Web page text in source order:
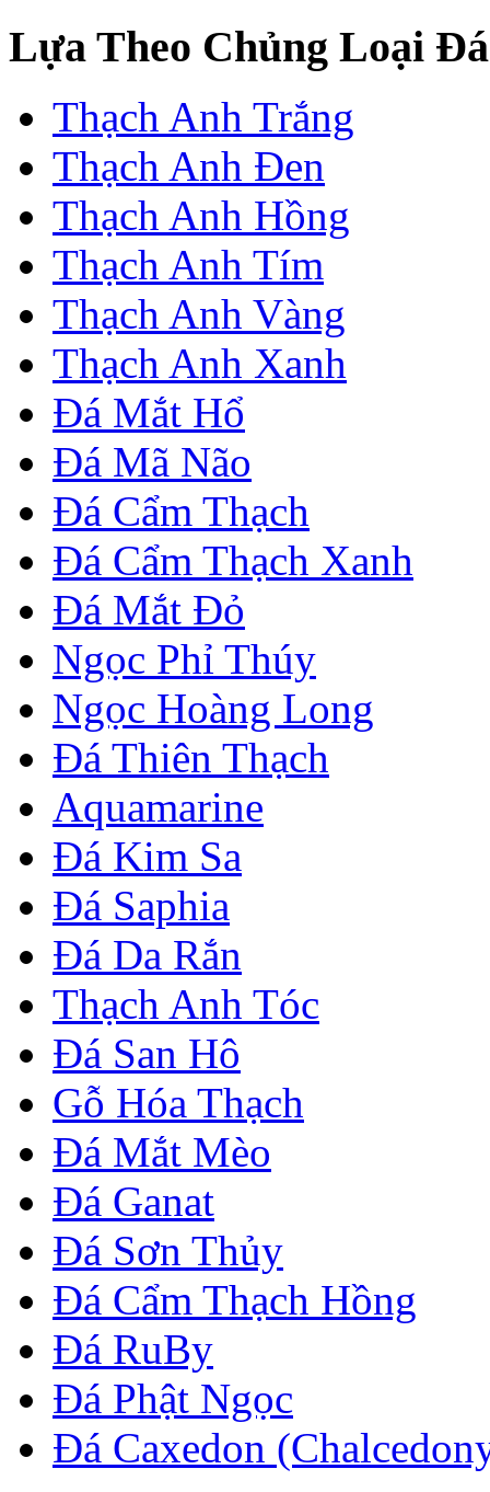
Lựa Theo Chủng Loại Đá
Thạch Anh Trắng
Thạch Anh Đen
Thạch Anh Hồng
Thạch Anh Tím
Thạch Anh Vàng
Thạch Anh Xanh
Đá Mắt Hổ
Đá Mã Não
Đá Cẩm Thạch
Đá Cẩm Thạch Xanh
Đá Mắt Đỏ
Ngọc Phỉ Thúy
Ngọc Hoàng Long
Đá Thiên Thạch
Aquamarine
Đá Kim Sa
Đá Saphia
Đá Da Rắn
Thạch Anh Tóc
Đá San Hô
Gỗ Hóa Thạch
Đá Mắt Mèo
Đá Ganat
Đá Sơn Thủy
Đá Cẩm Thạch Hồng
Đá RuBy
Đá Phật Ngọc
Đá Caxedon